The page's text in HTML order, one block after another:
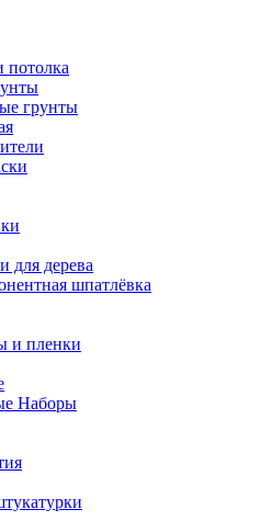
потолка
грунты
для дерева
шпатлёвка
и пленки
Наборы